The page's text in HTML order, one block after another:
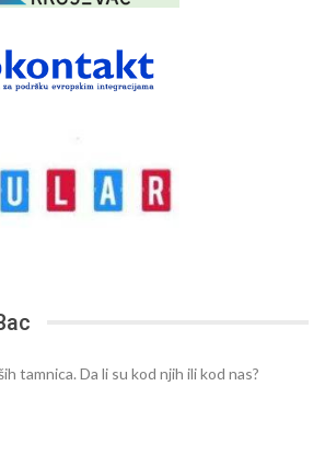
tamnica. Da li su kod njih ili kod nas?